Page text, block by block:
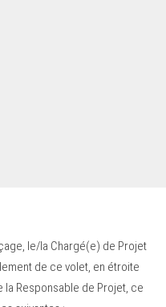
le/la Chargé(e) de Projet
de ce volet, en étroite
Responsable de Projet, ce